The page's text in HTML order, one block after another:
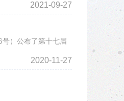
2021-09-27
）公布了第十七届
2020-11-27